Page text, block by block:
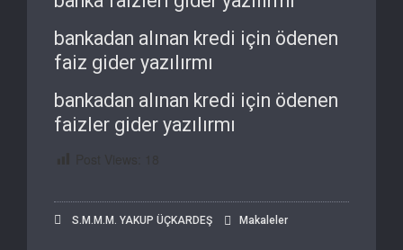
bankadan alınan kredi için ödenen
faiz gider yazılırmı
bankadan alınan kredi için ödenen
faizler gider yazılırmı
S.M.M.M. YAKUP ÜÇKARDEŞ Makaleler